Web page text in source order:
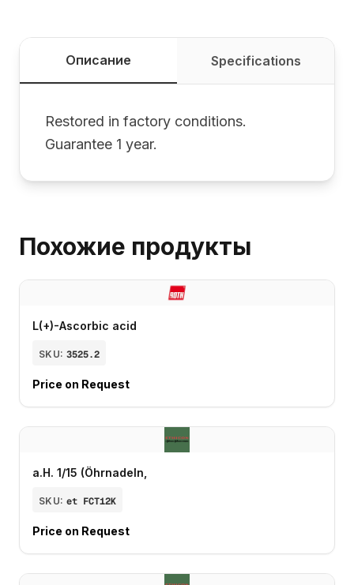
Описание Specifications
Restored in factory conditions.
Guarantee 1 year.
Похожие продукты
L(+)-Ascorbic acid
SKU: 3525.2
Price on Request
a.H. 1/15 (Öhrnadeln,
SKU: et FCT12K
Price on Request